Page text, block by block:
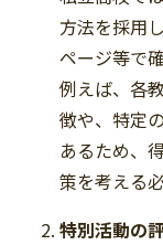
方法を採用
ページ等で
例えば、各
徴や、特定
あるため、
策を考える
特別活動の